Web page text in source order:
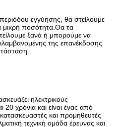
εγγύησης, θα στείλουμε
μικρή ποσότητα.Θα τα
ξανά ή μπορούμε να
της επανέκδοσης
ηλεκτρικούς
20 χρόνια και είναι ένας από
και προμηθευτές
τεχνική ομάδα έρευνας και